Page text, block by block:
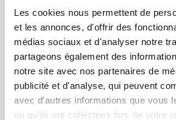
Les cookies nous permettent de
et les annonces, d'offrir des
médias sociaux et d'analyser notre
partageons également des
notre site avec nos partenaires de
publicité et d'analyse, qui peuvent
avec d'autres informations que vous
ou qu'ils ont collectées lors de votre